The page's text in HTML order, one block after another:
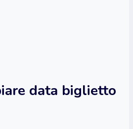
data biglietto